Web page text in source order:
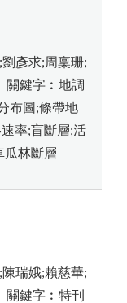
彥求;周稟珊;
關鍵字︰地調
布圖;條帶地
率;盲斷層;活
瓜林斷層
瑞娥;賴慈華;
關鍵字︰特刊